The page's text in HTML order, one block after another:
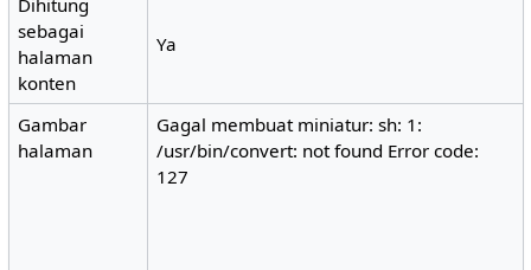
Dihitung
sebagai
halaman
konten
Ya
Gambar
halaman
Gagal membuat miniatur: sh: 1:
/usr/bin/convert: not found Error code:
127